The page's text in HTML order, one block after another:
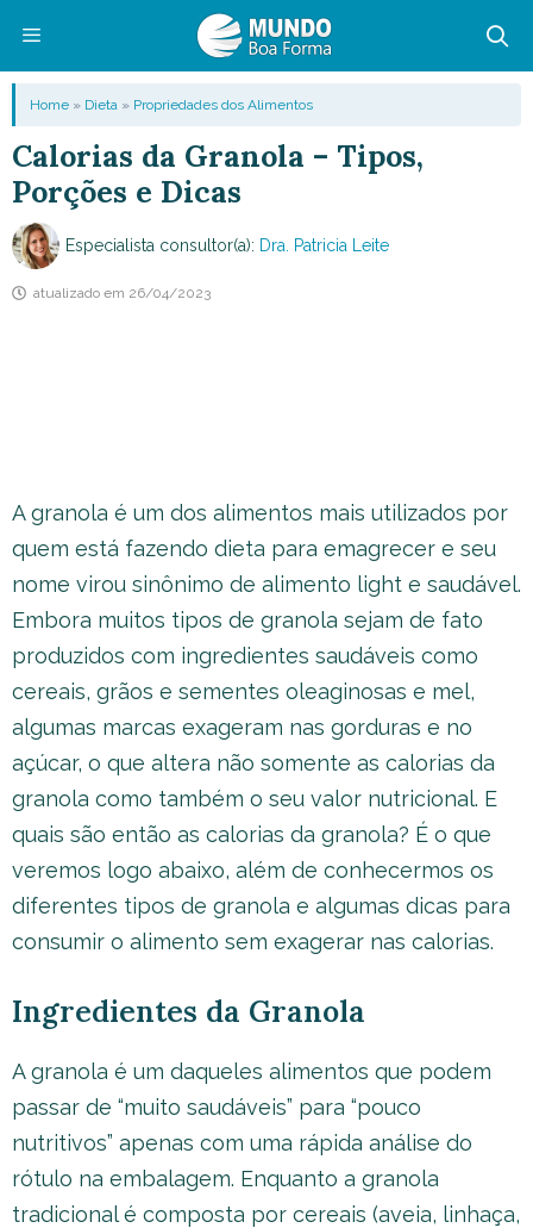
conteúdo
Menu
Home » Dieta » Propriedades dos Alimentos
Calorias da Granola – Tipos,
Porções e Dicas
Especialista consultor(a): Dra. Patricia Leite
atualizado em 26/04/2023
A granola é um dos alimentos mais utilizados por
quem está fazendo dieta para emagrecer e seu
nome virou sinônimo de alimento light e saudável.
Embora muitos tipos de granola sejam de fato
produzidos com ingredientes saudáveis como
cereais, grãos e sementes oleaginosas e mel,
algumas marcas exageram nas gorduras e no
açúcar, o que altera não somente as calorias da
granola como também o seu valor nutricional. E
quais são então as calorias da granola? É o que
veremos logo abaixo, além de conhecermos os
diferentes tipos de granola e algumas dicas para
consumir o alimento sem exagerar nas calorias.
Ingredientes da Granola
A granola é um daqueles alimentos que podem
passar de “muito saudáveis” para “pouco
nutritivos” apenas com uma rápida análise do
rótulo na embalagem. Enquanto a granola
tradicional é composta por cereais (aveia, linhaça,